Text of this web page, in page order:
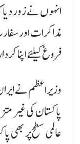
انہوں نے زور
مذاکرات اور
فروغ کیلئے اپنا
وزیراعظم نے
پاکستان کی غیر
عالمی سطح پر